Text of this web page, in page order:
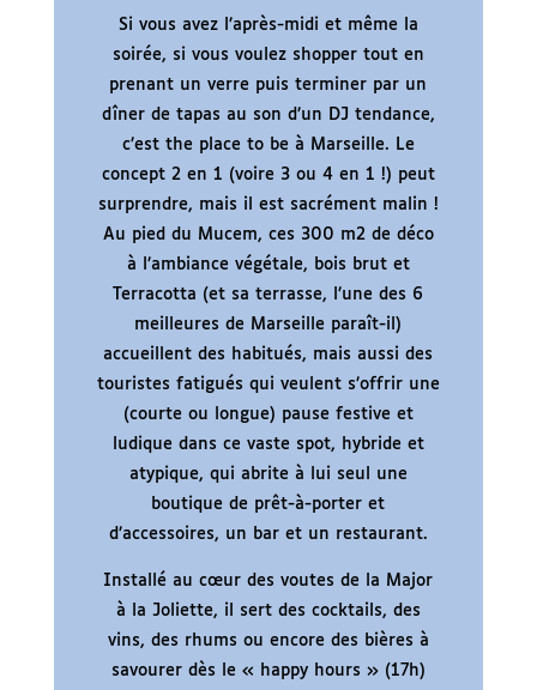
Si vous avez l’après-midi et même la
soirée, si vous voulez shopper tout en
prenant un verre puis terminer par un
dîner de tapas au son d’un DJ tendance,
c’est the place to be à Marseille. Le
concept 2 en 1 (voire 3 ou 4 en 1 !) peut
surprendre, mais il est sacrément malin !
Au pied du Mucem, ces 300 m2 de déco
à l’ambiance végétale, bois brut et
Terracotta (et sa terrasse, l’une des 6
meilleures de Marseille paraît-il)
accueillent des habitués, mais aussi des
touristes fatigués qui veulent s’offrir une
(courte ou longue) pause festive et
ludique dans ce vaste spot, hybride et
atypique, qui abrite à lui seul une
boutique de prêt-à-porter et
d’accessoires, un bar et un restaurant.
Installé au cœur des voutes de la Major
à la Joliette, il sert des cocktails, des
vins, des rhums ou encore des bières à
savourer dès le « happy hours » (17h)